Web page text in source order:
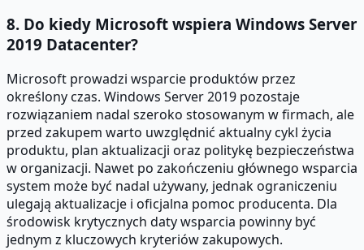
8. Do kiedy Microsoft wspiera Windows Server
2019 Datacenter?
Microsoft prowadzi wsparcie produktów przez
określony czas. Windows Server 2019 pozostaje
rozwiązaniem nadal szeroko stosowanym w firmach, ale
przed zakupem warto uwzględnić aktualny cykl życia
produktu, plan aktualizacji oraz politykę bezpieczeństwa
w organizacji. Nawet po zakończeniu głównego wsparcia
system może być nadal używany, jednak ograniczeniu
ulegają aktualizacje i oficjalna pomoc producenta. Dla
środowisk krytycznych daty wsparcia powinny być
jednym z kluczowych kryteriów zakupowych.